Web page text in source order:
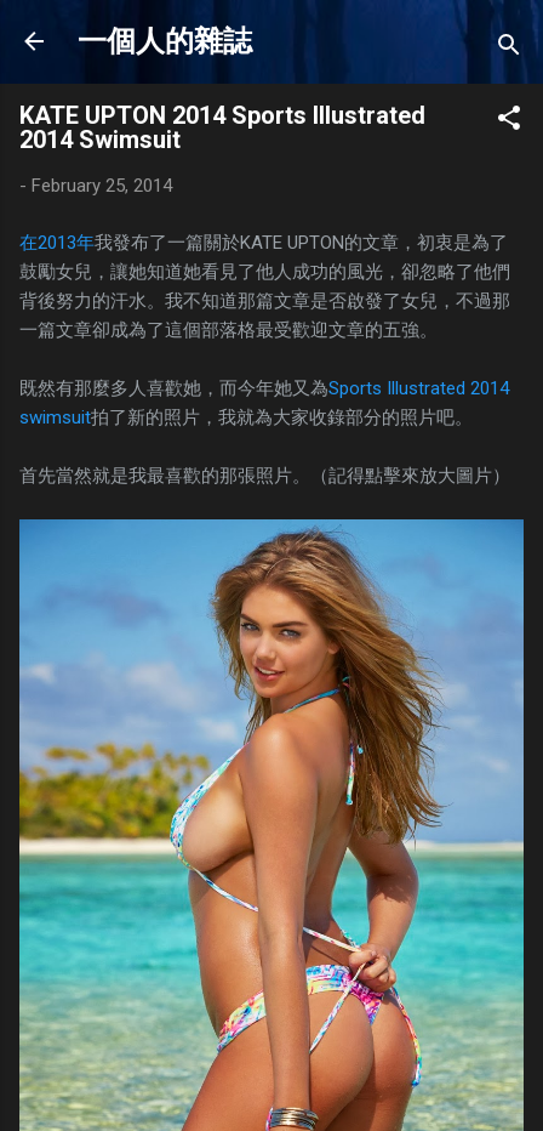
Skip to main content
一個人的雜誌
KATE UPTON 2014 Sports Illustrated
2014 Swimsuit
- February 25, 2014
在2013年我發布了一篇關於KATE UPTON的文章，初衷是為了
鼓勵女兒，讓她知道她看見了他人成功的風光，卻忽略了他們
背後努力的汗水。我不知道那篇文章是否啟發了女兒，不過那
一篇文章卻成為了這個部落格最受歡迎文章的五強。
既然有那麼多人喜歡她，而今年她又為Sports Illustrated 2014
swimsuit拍了新的照片，我就為大家收錄部分的照片吧。
首先當然就是我最喜歡的那張照片。（記得點擊來放大圖片）